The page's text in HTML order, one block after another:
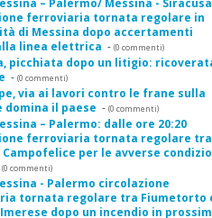
– Palermo/ Messina - Siracusa
ferroviaria tornata regolare in
di Messina dopo accertamenti
linea elettrica - (0 commenti)
picchiata dopo un litigio:
- (0 commenti)
via ai lavori contro le frane sulla
domina il paese - (0 commenti)
– Palermo: dalle ore 20:20
ferroviaria tornata regolare tra
Campofelice per le avverse
(0 commenti)
- Palermo circolazione
tornata regolare tra Fiumetorto
dopo un incendio in